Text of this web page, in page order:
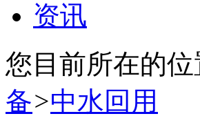
资讯
您目前所在的位
备>中水回用